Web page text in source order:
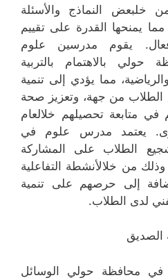
خلبعض النماذج والأسئلة
مما يمنحها القدرة على تقييم
يقوم مدرسين علوم
بالاهتمام بالتربية
والرياضية، مما يؤدي إلى تنمية
الطلاب من جهة، وتعزيز صحة
متابعة تحصيلهم خلالعام
يعتمد مدرس علوم في
الطلاب على المشاركة
وذلك من خلالأنشطة التفاعلية
إلى حرصهم على تنمية
لدى الطلاب.
محافظة حولي الوسائل